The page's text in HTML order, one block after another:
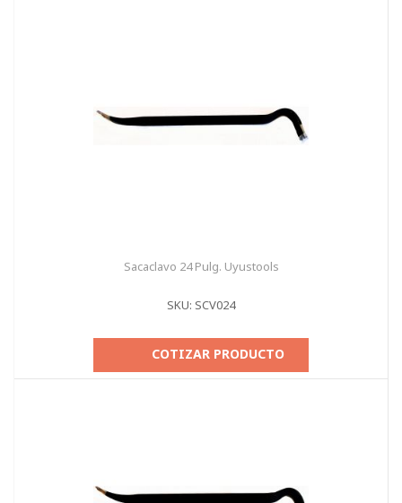
Sacaclavo 24 Pulg. Uyustools
SKU: SCV024
COTIZAR PRODUCTO